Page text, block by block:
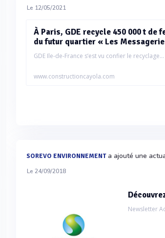
Le 12/05/2021
À Paris, GDE recycle 450 000 t de
du futur quartier « Les
GDE Ile-de-France s’est vu confier le recyclage...
www.constructioncayola.com
SOREVO ENVIRONNEMENTa ajouté une
Le 24/09/2018
Newsletter